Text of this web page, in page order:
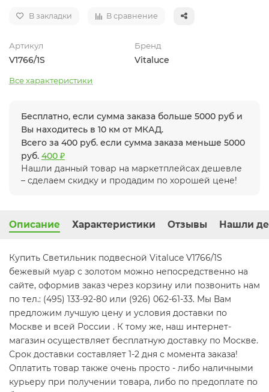
В закладки В сравнение
Артикул
V1766/1S
Бренд
Vitaluce
Все характеристики
Бесплатно, если сумма заказа больше 5000 руб и
Вы находитесь в 10 км от МКАД.
Всего за 400 руб. если сумма заказа меньше 5000
руб. 400 ₽
Нашли данный товар на маркетплейсах дешевле
– сделаем скидку и продадим по хорошей цене!
Описание Характеристики Отзывы Нашли
Купить Светильник подвесной Vitaluce V1766/1S
бежевый муар с золотом можно непосредственно на
сайте, оформив заказ через корзину или позвонить нам
по тел.: (495) 133-92-80 или (926) 062-61-33. Мы Вам
предложим лучшую цену и условия доставки по
Москве и всей России . К тому же, наш интернет-
магазин осуществляет бесплатную доставку по Москве.
Срок доставки составляет 1-2 дня с момента заказа!
Оплатить товар также очень просто - либо наличными
курьеру при получении товара, либо по предоплате по